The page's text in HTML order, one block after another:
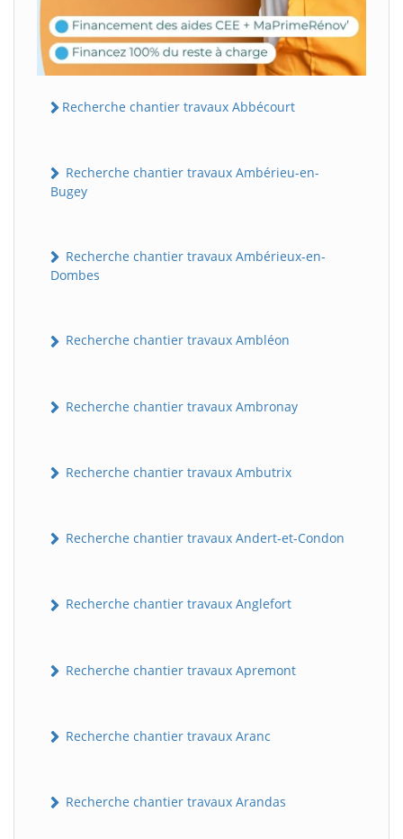
Recherche chantier travaux Abbécourt
Recherche chantier travaux Ambérieu-en-
Bugey
Recherche chantier travaux Ambérieux-en-
Dombes
Recherche chantier travaux Ambléon
Recherche chantier travaux Ambronay
Recherche chantier travaux Ambutrix
Recherche chantier travaux Andert-et-Condon
Recherche chantier travaux Anglefort
Recherche chantier travaux Apremont
Recherche chantier travaux Aranc
Recherche chantier travaux Arandas